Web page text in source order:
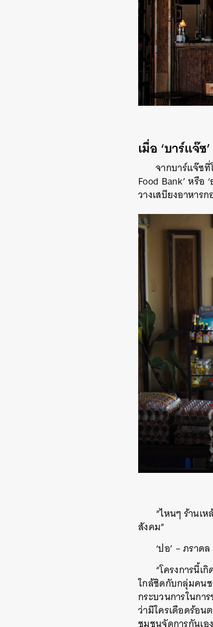
เมื่อ ‘บาร์แจ๊
จากบาร์แจ๊ซ
Food Bank’ หรือ
วางเสบียงอาหาร
“ไหนๆ ร้านเ
สังคม”
‘ปอ’ – ภราด
“โครงการนี้
ใกล้ชิดกับกลุ่มคน
กระบวนการในกา
ว่ามีใครเดือดร้อน